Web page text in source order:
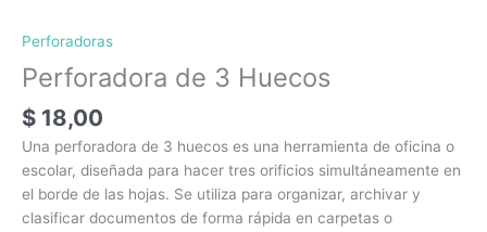
Perforadoras
Perforadora de 3 Huecos
$ 18,00
Una perforadora de 3 huecos es una herramienta de oficina o
escolar, diseñada para hacer tres orificios simultáneamente en
el borde de las hojas. Se utiliza para organizar, archivar y
clasificar documentos de forma rápida en carpetas o